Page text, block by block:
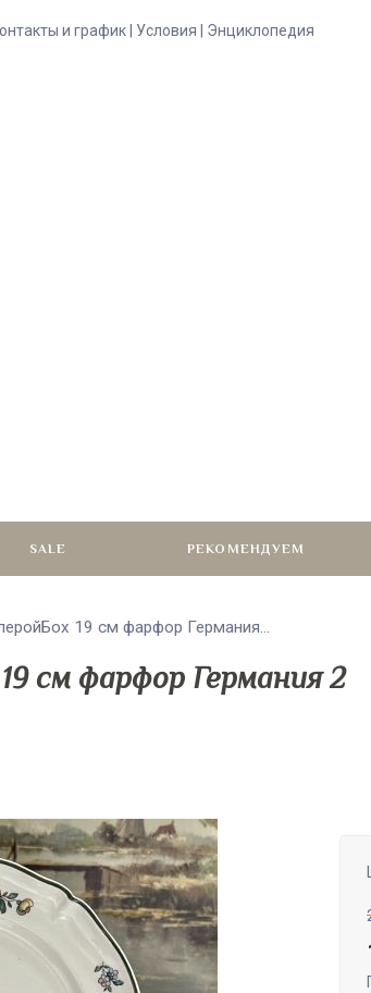
и график | Условия | Энциклопедия
SALE РЕКОМЕНДУЕМ
19 см фарфор Германия...
см фарфор Германия 2